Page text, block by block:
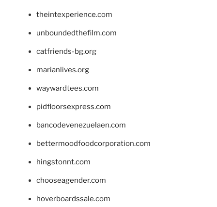
theintexperience.com
unboundedthefilm.com
catfriends-bg.org
marianlives.org
waywardtees.com
pidfloorsexpress.com
bancodevenezuelaen.com
bettermoodfoodcorporation.com
hingstonnt.com
chooseagender.com
hoverboardssale.com